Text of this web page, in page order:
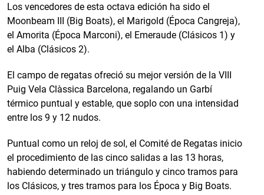
Los vencedores de esta octava edición ha sido el
Moonbeam III (Big Boats), el Marigold (Época Cangreja),
el Amorita (Época Marconi), el Emeraude (Clásicos 1) y
el Alba (Clásicos 2).
El campo de regatas ofreció su mejor versión de la VIII
Puig Vela Clàssica Barcelona, regalando un Garbí
térmico puntual y estable, que soplo con una intensidad
entre los 9 y 12 nudos.
Puntual como un reloj de sol, el Comité de Regatas inicio
el procedimiento de las cinco salidas a las 13 horas,
habiendo determinado un triángulo y cinco tramos para
los Clásicos, y tres tramos para los Época y Big Boats.